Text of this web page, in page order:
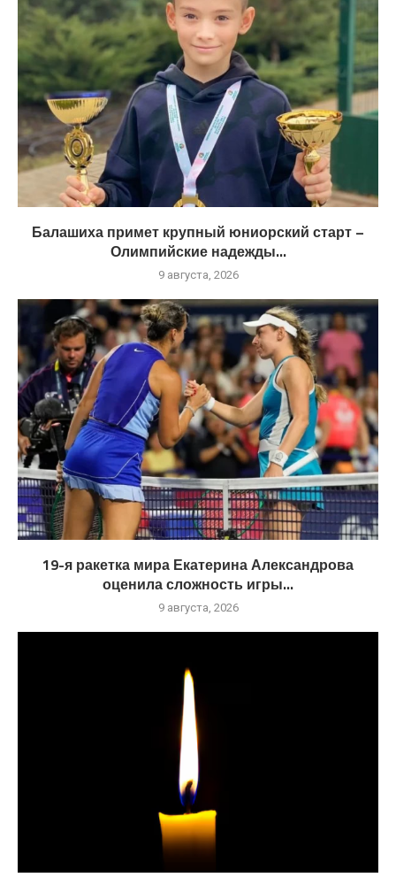
Балашиха примет крупный юниорский старт –
Олимпийские надежды...
9 августа, 2026
19-я ракетка мира Екатерина Александрова
оценила сложность игры...
9 августа, 2026